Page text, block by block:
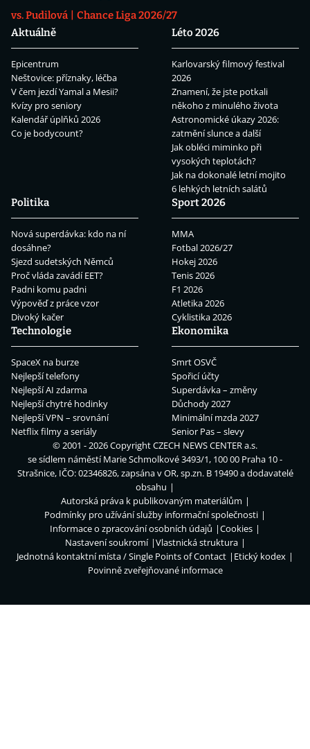
vs. Pudilová
Chance Liga 2026/27
Aktuálně
Epicentrum
Neštovice: příznaky, léčba
V čem jezdí Yamal a Mesii?
Kvízy pro seniory
Kalendář úplňků 2026
Co je bodycount?
Léto 2026
Karlovarský filmový festival
2026
Znamení, že jste potkali
někoho z minulého života
Astronomické úkazy 2026:
zatmění slunce a další
Jak obléci miminko při
vysokých teplotách?
Jak na dokonalé letní mojito
6 lehkých letních salátů
Politika
Nová superdávka: kdo na ní
dosáhne?
Sjezd sudetských Němců
Proč vláda zavádí EET?
Padni komu padni
Výpověď z práce vzor
Divoký kačer
Sport 2026
MMA
Fotbal 2026/27
Hokej 2026
Tenis 2026
F1 2026
Atletika 2026
Cyklistika 2026
Technologie
SpaceX na burze
Nejlepší telefony
Nejlepší AI zdarma
Nejlepší chytré hodinky
Nejlepší VPN – srovnání
Netflix filmy a seriály
Ekonomika
Smrt OSVČ
Spořicí účty
Superdávka – změny
Důchody 2027
Minimální mzda 2027
Senior Pas – slevy
© 2001 - 2026 CopyrightCZECH NEWS CENTER a.s.
se sídlem náměstí Marie Schmolkové 3493/1, 100 00 Praha 10 -
Strašnice, IČO: 02346826, zapsána v OR, sp.zn. B 19490 a dodavatelé
obsahu
Autorská práva k publikovaným materiálům
Podmínky pro užívání služby informační společnosti
Informace o zpracování osobních údajů
Cookies
Nastavení soukromí
Vlastnická struktura
Jednotná kontaktní místa / Single Points of Contact
Etický kodex
Povinně zveřejňované informace